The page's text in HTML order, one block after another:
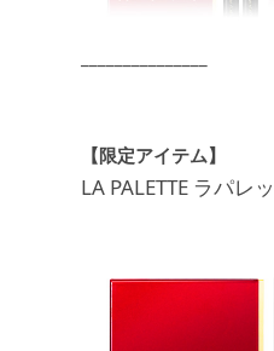
【限定アイテム】
LA PALETTE ラパレ